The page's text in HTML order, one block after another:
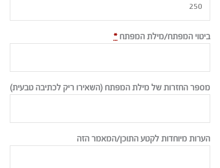
ביטוי המפתח/מילת המפתח *
מספר החזרות של מילת המפתח (השאירו ריק לכתיבה טבעית)
הערות מיוחדות לקטע התוכן/המאמר הזה